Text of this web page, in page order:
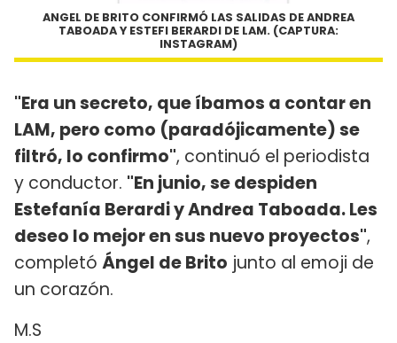
ANGEL DE BRITO CONFIRMÓ LAS SALIDAS DE ANDREA
TABOADA Y ESTEFI BERARDI DE LAM. (CAPTURA:
INSTAGRAM)
"Era un secreto, que íbamos a contar en
LAM, pero como (paradójicamente) se
filtró, lo confirmo", continuó el periodista
y conductor. "En junio, se despiden
Estefanía Berardi y Andrea Taboada. Les
deseo lo mejor en sus nuevo proyectos",
completó Ángel de Brito junto al emoji de
un corazón.
M.S